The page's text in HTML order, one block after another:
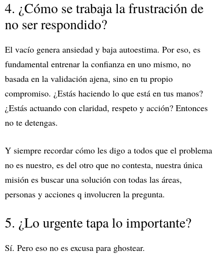
4. ¿Cómo se trabaja la frustración de
no ser respondido?
El vacío genera ansiedad y baja autoestima. Por eso, es
fundamental entrenar la confianza en uno mismo, no
basada en la validación ajena, sino en tu propio
compromiso. ¿Estás haciendo lo que está en tus manos?
¿Estás actuando con claridad, respeto y acción? Entonces
no te detengas.
Y siempre recordar cómo les digo a todos que el problema
no es nuestro, es del otro que no contesta, nuestra única
misión es buscar una solución con todas las áreas,
personas y acciones q involucren la pregunta.
5. ¿Lo urgente tapa lo importante?
Sí. Pero eso no es excusa para ghostear.